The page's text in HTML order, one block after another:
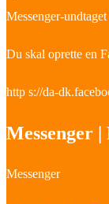
Messenger-
Du skal oprette en
http s://da-
Messenger |
Messenger